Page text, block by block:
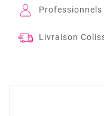
Livraison